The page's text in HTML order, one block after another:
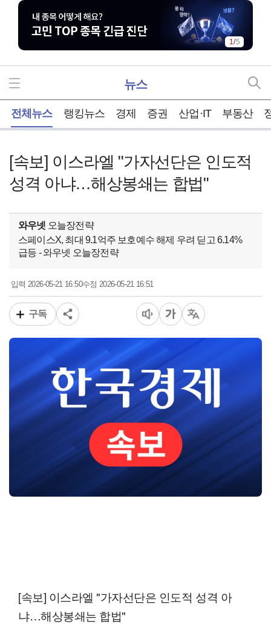
1/5
뉴스
전체뉴스 랭킹뉴스 경제 증권 산업·IT 부동산
[속보] 이스라엘 "가자선단은 인도적
성격 아냐…해상봉쇄는 합법"
와우넷 오늘장전략
스페이스X, 최대 9.1억주 보호예수 해제 우려 딛고 6.14%
급등 - 와우넷 오늘장전략
입력2026-05-21 16:50수정 2026-05-21 16:51
구독
[속보] 이스라엘 "가자선단은 인도적 성격 아
냐…해상봉쇄는 합법"